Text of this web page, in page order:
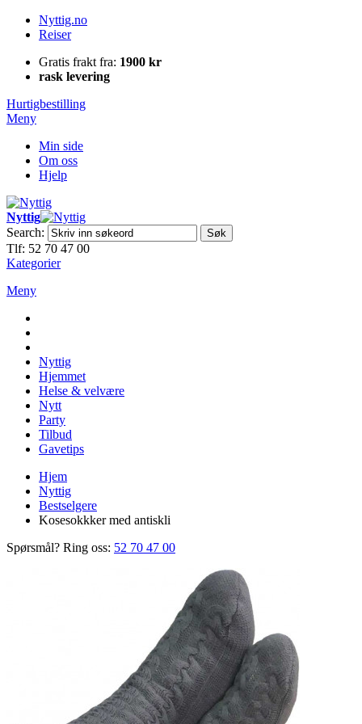
Nyttig.no
Reiser
Gratis frakt fra: 1900 kr
rask levering
Hurtigbestilling
Meny
Min side
Om oss
Hjelp
Nyttig
Search:
Søk
Tlf: 52 70 47 00
Kategorier
Meny
Nyttig
Hjemmet
Helse & velvære
Nytt
Party
Tilbud
Gavetips
Hjem
Nyttig
Bestselgere
Kosesokkker med antiskli
Spørsmål? Ring oss: 52 70 47 00